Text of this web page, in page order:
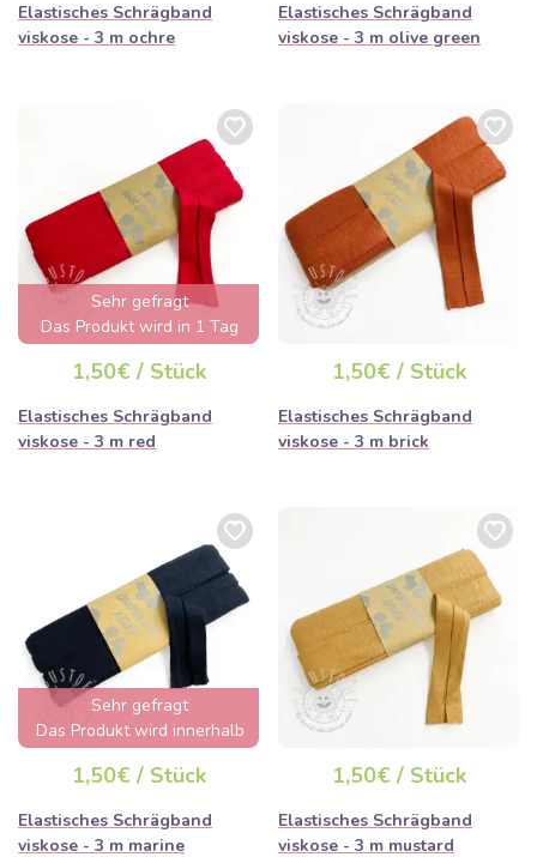
Elastisches Schrägband
viskose - 3 m ochre
Elastisches Schrägband
viskose - 3 m olive green
Sehr gefragt
Das Produkt wird in 1 Tag
ausverkauft sein
1,50€ / Stück
Elastisches Schrägband
viskose - 3 m red
1,50€ / Stück
Elastisches Schrägband
viskose - 3 m brick
Sehr gefragt
Das Produkt wird innerhalb
von wenigen Stunden
ausverkauft sein
1,50€ / Stück
Elastisches Schrägband
viskose - 3 m marine
1,50€ / Stück
Elastisches Schrägband
viskose - 3 m mustard